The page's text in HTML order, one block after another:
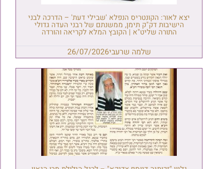
יצא לאור: הקונטריס הנפלא 'שבילי דעת' – הדרכה לבני
הישיבות דק"ק תימן, ממשנתם של רבני העדה גדולי
התורה שליט"א | הקובץ המלא לקריאה והורדה
שלמה שרעבי26/07/2026